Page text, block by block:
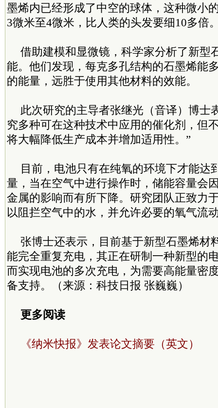
墨烯内已经形成了中空的球体，这种微小
3微米至4微米，比人类的头发要细10多倍
借助建模和显微镜，科学家分析了新型
能。他们发现，每克多孔结构的石墨烯能
的能量，远胜于使用其他材料的效能。
此次研究的主导者张继光（音译）博士
究多种可在这种技术中应用的催化剂，但
将大幅降低生产成本并增加适用性。”
目前，电池只有在纯氧的环境下才能达
量，当在空气中进行操作时，储能容量会
金属的影响而有所下降。研究团队正致力
以阻拦空气中的水，并允许必要的氧气流
张博士还表示，目前基于新型石墨烯材
能完全重复充电，其正在研制一种新型的
而实现电池的多次充电，为需要高能量密
备支持。（来源：科技日报 张巍巍）
更多阅读
《纳米快报》发表论文摘要（英文）